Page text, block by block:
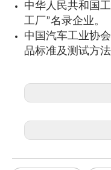
中华人民共和国
工厂”名录企业。
中国汽车工业协
品标准及测试方